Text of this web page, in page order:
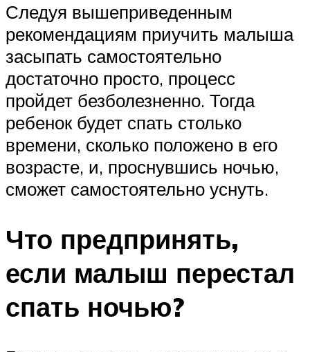
Следуя вышеприведенным
рекомендациям приучить малыша
засыпать самостоятельно
достаточно просто, процесс
пройдет безболезненно. Тогда
ребенок будет спать столько
времени, сколько положено в его
возрасте, и, проснувшись ночью,
сможет самостоятельно уснуть.
Что предпринять,
если малыш перестал
спать ночью?